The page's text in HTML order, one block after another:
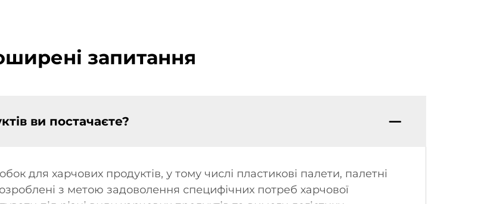
запитання
ви постачаєте?
для харчових продуктів, у тому числі пластикові палети, палетні
з метою задоволення специфічних потреб харчової